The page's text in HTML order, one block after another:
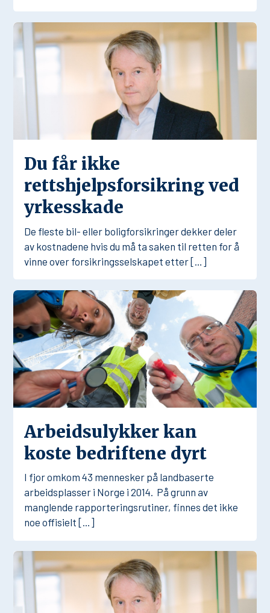
Du får ikke
rettshjelpsforsikring ved
yrkesskade
De fleste bil- eller boligforsikringer dekker deler
av kostnadene hvis du må ta saken til retten for å
vinne over forsikringsselskapet etter […]
Arbeidsulykker kan
koste bedriftene dyrt
I fjor omkom 43 mennesker på landbaserte
arbeidsplasser i Norge i 2014. På grunn av
manglende rapporteringsrutiner, finnes det ikke
noe offisielt […]